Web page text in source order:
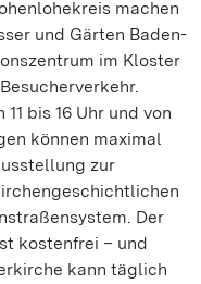
machen
und Gärten Baden-
im Kloster
bis 16 Uhr und von
können maximal
zur
Der
kostenfrei – und
kann täglich